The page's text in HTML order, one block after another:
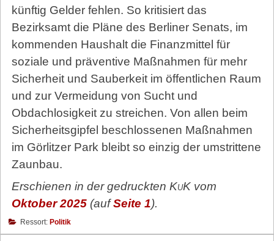
künftig Gelder fehlen. So kritisiert das
Bezirksamt die Pläne des Berliner Senats, im
kommenden Haushalt die Finanzmittel für
soziale und präventive Maßnahmen für mehr
Sicherheit und Sauberkeit im öffentlichen Raum
und zur Vermeidung von Sucht und
Obdachlosigkeit zu streichen. Von allen beim
Sicherheitsgipfel beschlossenen Maßnahmen
im Görlitzer Park bleibt so einzig der umstrittene
Zaunbau.
Erschienen in der gedruckten KuKvom
Oktober 2025(aufSeite 1).
Ressort: Politik